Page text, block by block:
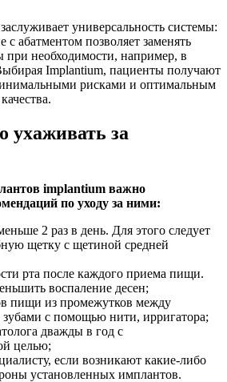
универсальность системы:
с абатментом позволяет заменять
при необходимости, например, в
Implantium, пациенты получают
рисками и оптимальным
ухаживать за
implantium важно
по уходу за ними:
2 раз в день. Для этого следует
щетку с щетиной средней
рта после каждого приема пищи.
воспаление десен;
пищи из промежутков между
с помощью нити, ирригатора;
дважды в год с
целью;
если возникают какие-либо
установленных имплантов.